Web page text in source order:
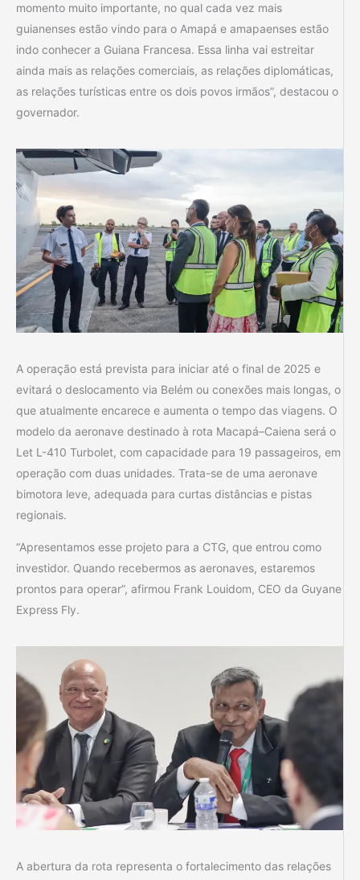
momento muito importante, no qual cada vez mais
guianenses estão vindo para o Amapá e amapaenses estão
indo conhecer a Guiana Francesa. Essa linha vai estreitar
ainda mais as relações comerciais, as relações diplomáticas,
as relações turísticas entre os dois povos irmãos”, destacou o
governador.
A operação está prevista para iniciar até o final de 2025 e
evitará o deslocamento via Belém ou conexões mais longas, o
que atualmente encarece e aumenta o tempo das viagens. O
modelo da aeronave destinado à rota Macapá–Caiena será o
Let L-410 Turbolet, com capacidade para 19 passageiros, em
operação com duas unidades. Trata-se de uma aeronave
bimotora leve, adequada para curtas distâncias e pistas
regionais.
“Apresentamos esse projeto para a CTG, que entrou como
investidor. Quando recebermos as aeronaves, estaremos
prontos para operar”, afirmou Frank Louidom, CEO da Guyane
Express Fly.
A abertura da rota representa o fortalecimento das relações